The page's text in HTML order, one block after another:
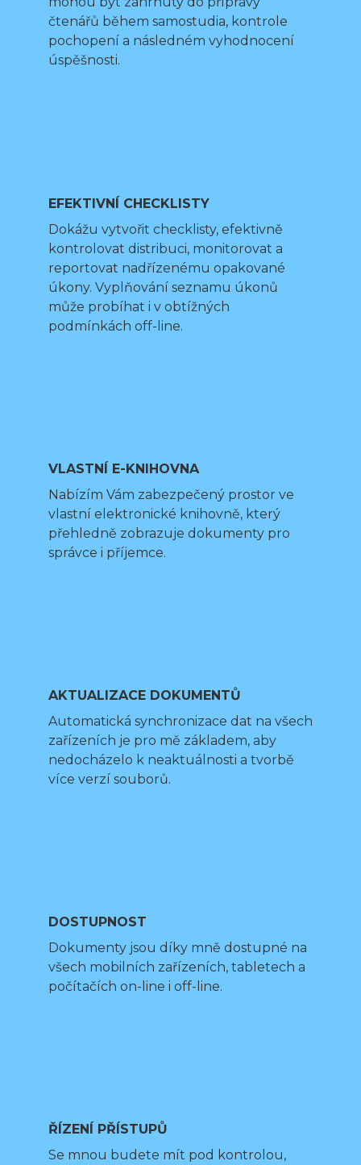
čtenářů během samostudia, kontrole
pochopení a následném vyhodnocení
úspěšnosti.
EFEKTIVNÍ CHECKLISTY
Dokážu vytvořit checklisty, efektivně
kontrolovat distribuci, monitorovat a
reportovat nadřízenému opakované
úkony. Vyplňování seznamu úkonů
může probíhat i v obtížných
podmínkách off-line.
VLASTNÍ E-KNIHOVNA
Nabízím Vám zabezpečený prostor ve
vlastní elektronické knihovně, který
přehledně zobrazuje dokumenty pro
správce i příjemce.
AKTUALIZACE DOKUMENTŮ
Automatická synchronizace dat na všech
zařízeních je pro mě základem, aby
nedocházelo k neaktuálnosti a tvorbě
více verzí souborů.
DOSTUPNOST
Dokumenty jsou díky mně dostupné na
všech mobilních zařízeních, tabletech a
počítačích on-line i off-line.
ŘÍZENÍ PŘÍSTUPŮ
Se mnou budete mít pod kontrolou,